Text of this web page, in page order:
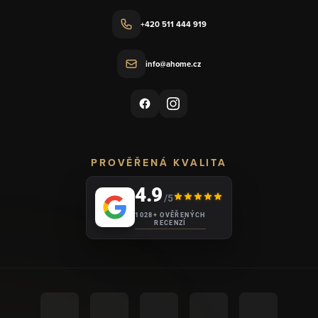
+420 511 444 919
info@ahome.cz
PROVĚŘENÁ KVALITA
4.9/5
1028+ OVĚŘENÝCH
RECENZÍ